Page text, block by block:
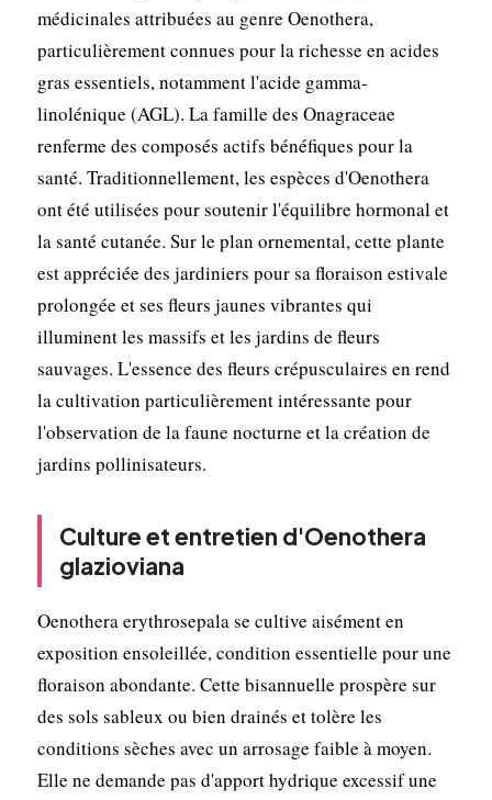
médicinales attribuées au genre Oenothera,
particulièrement connues pour la richesse en acides
gras essentiels, notamment l'acide gamma-
linolénique (AGL). La famille des Onagraceae
renferme des composés actifs bénéfiques pour la
santé. Traditionnellement, les espèces d'Oenothera
ont été utilisées pour soutenir l'équilibre hormonal et
la santé cutanée. Sur le plan ornemental, cette plante
est appréciée des jardiniers pour sa floraison estivale
prolongée et ses fleurs jaunes vibrantes qui
illuminent les massifs et les jardins de fleurs
sauvages. L'essence des fleurs crépusculaires en rend
la cultiva­tion particulièrement intéressante pour
l'observation de la faune nocturne et la création de
jardins pollinisateurs.
Culture et entretien d'Oenothera
glazioviana
Oenothera erythrosepala se cultive aisément en
exposition ensoleillée, condition essentielle pour une
floraison abondante. Cette bisannuelle prospère sur
des sols sableux ou bien drainés et tolère les
conditions sèches avec un arrosage faible à moyen.
Elle ne demande pas d'apport hydrique excessif une